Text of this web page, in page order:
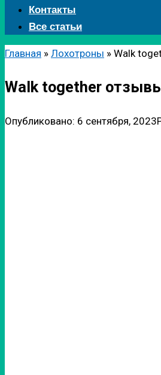
Контакты
Все статьи
Главная » Лохотроны » Walk
Walk together
Опубликовано: 6 сентября, 2023